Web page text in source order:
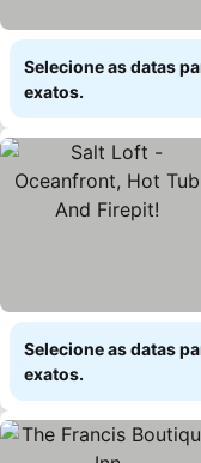
Selecione as datas
exatos.
Selecione as datas
exatos.